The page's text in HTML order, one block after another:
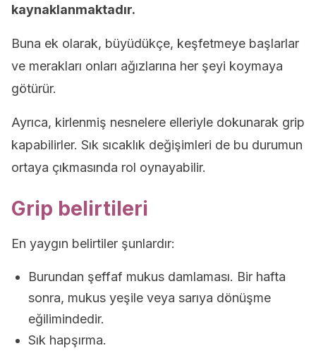
kaynaklanmaktadır.
Buna ek olarak, büyüdükçe, keşfetmeye başlarlar
ve merakları onları ağızlarına her şeyi koymaya
götürür.
Ayrıca, kirlenmiş nesnelere elleriyle dokunarak grip
kapabilirler. Sık sıcaklık değişimleri de bu durumun
ortaya çıkmasında rol oynayabilir.
Grip belirtileri
En yaygın belirtiler şunlardır:
Burundan şeffaf mukus damlaması. Bir hafta
sonra, mukus yeşile veya sarıya dönüşme
eğilimindedir.
Sık hapşırma.